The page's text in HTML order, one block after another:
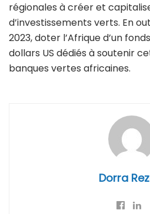
régionales à créer et
d’investissements verts. En
2023, doter l’Afrique d’un
dollars US dédiés à soutenir
banques vertes africaines.
Dorra